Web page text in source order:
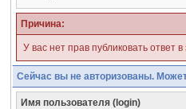
Причина:
У вас нет прав публиковать ответ в
Сейчас вы не авторизованы.
Имя пользователя (login)